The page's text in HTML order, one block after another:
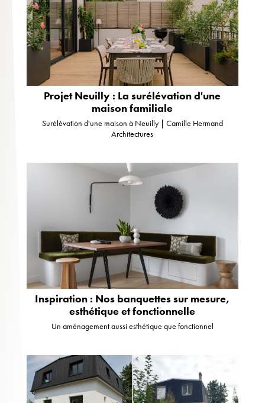
Projet Neuilly : La surélévation d'une
maison familiale
Surélévation d'une maison à Neuilly | Camille Hermand
Architectures
Inspiration : Nos banquettes sur mesure,
esthétique et fonctionnelle
Un aménagement aussi esthétique que fonctionnel